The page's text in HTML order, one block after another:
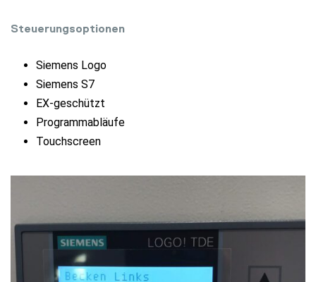
Steuerungsoptionen
Siemens Logo
Siemens S7
EX-geschützt
Programmabläufe
Touchscreen